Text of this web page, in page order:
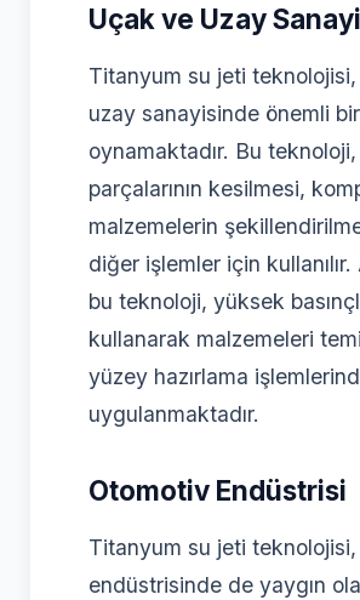
Uçak ve Uzay
Titanyum su jeti
uzay sanayisinde önemli
oynamaktadır. Bu
parçalarının kesilmesi,
malzemelerin
diğer işlemler için kullanılır.
bu teknoloji, yüksek
kullanarak malzemeleri
yüzey hazırlama
uygulanmaktadır.
Otomotiv Endüstrisi
Titanyum su jeti
endüstrisinde de yaygın